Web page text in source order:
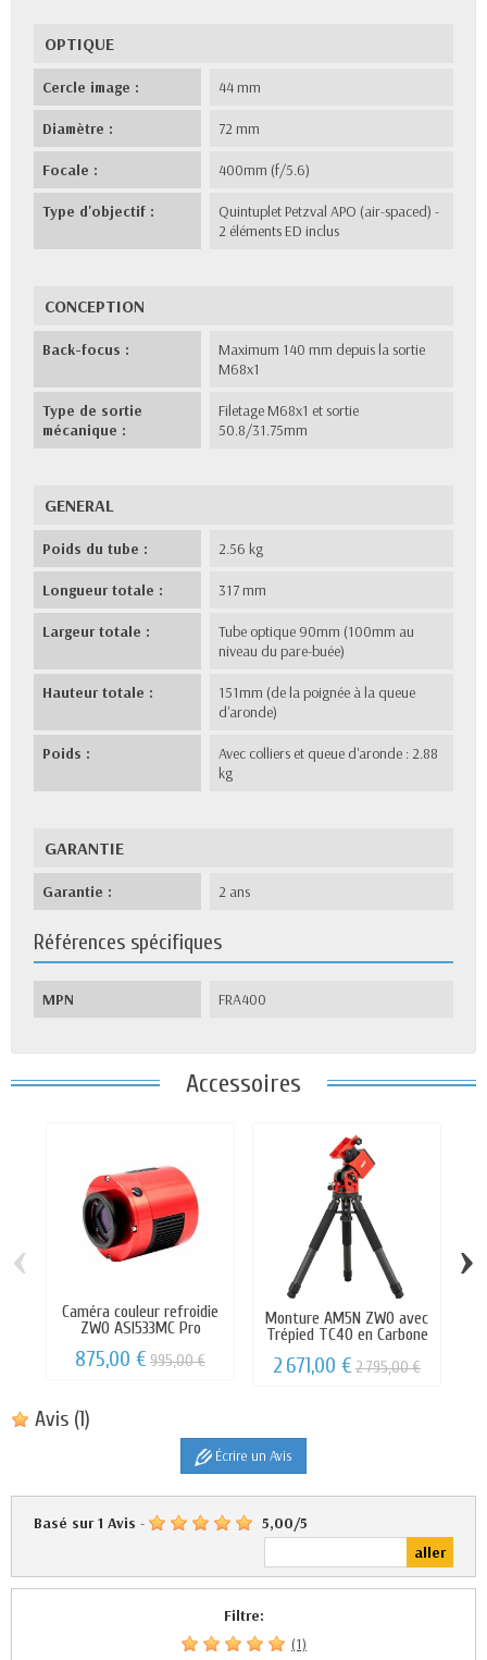
OPTIQUE
Cercle image : 44 mm
Diamètre : 72 mm
Focale : 400mm (f/5.6)
Type d'objectif :
Quintuplet Petzval APO (air-spaced) -
2 éléments ED inclus
CONCEPTION
Back-focus :
Maximum 140 mm depuis la sortie
M68x1
Type de sortie
mécanique :
Filetage M68x1 et sortie
50.8/31.75mm
GENERAL
Poids du tube : 2.56 kg
Longueur totale : 317 mm
Largeur totale :
Tube optique 90mm (100mm au
niveau du pare-buée)
Hauteur totale :
151mm (de la poignée à la queue
d'aronde)
Poids :
Avec colliers et queue d'aronde : 2.88
kg
GARANTIE
Garantie : 2 ans
Références spécifiques
MPN FRA400
Accessoires
Caméra couleur refroidie
ZWO ASI533MC Pro
875,00 €995,00 €
Monture AM5N ZWO avec
Trépied TC40 en Carbone
2 671,00 €2 795,00 €
‹ ›
Avis (1)
Écrire un Avis
Basé sur1 Avis - 5,00/5
Filtre:
(1)